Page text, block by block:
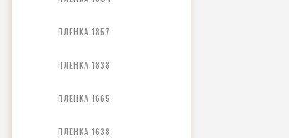
ПЛЕНКА 1857
ПЛЕНКА 1838
ПЛЕНКА 1665
ПЛЕНКА 1638